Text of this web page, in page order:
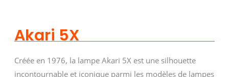
Akari 5X
Créée en 1976, la lampe Akari 5X est une silhouette
incontournable et iconique parmi les modèles de lampes